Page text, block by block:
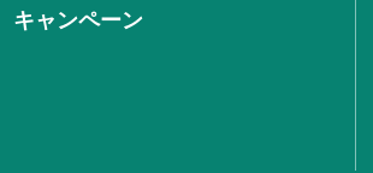
キャンペーン